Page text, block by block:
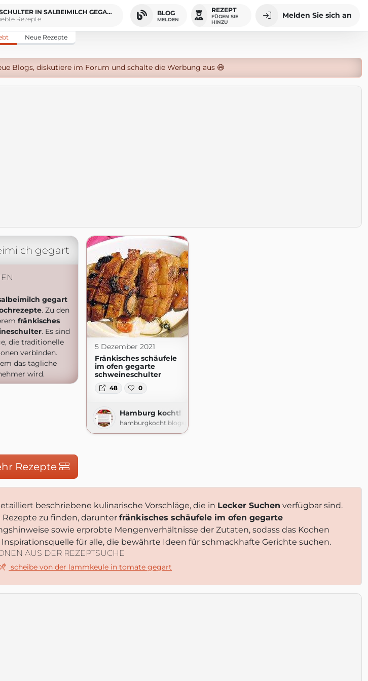
SCHWEINESCHULTER IN SALBEIMILCH GEGART
Rezepte
BLOG
MELDEN
REZEPT
FÜGEN SIE
HINZU
Melden Sie sich an
Neue Rezepte
Blogs, diskutiere im Forum und schalte die Werbung aus 😄
gegart
gegart
. Zu den
fränkisches
. Es sind
die traditionelle
verbinden.
das tägliche
wird.
5 Dezember 2021
Fränkisches schäufele
im ofen gegarte
schweineschulter
48 0
Hamburg kocht!
hamburgkocht.blogspot.com
Rezepte
beschriebene kulinarische Vorschläge, die in Lecker Suchen verfügbar sind.
zu finden, darunter fränkisches schäufele im ofen gegarte
sowie erprobte Mengenverhältnisse der Zutaten, sodass das Kochen
für alle, die bewährte Ideen für schmackhafte Gerichte suchen.
AUS DER REZEPTSUCHE
scheibe von der lammkeule in tomate gegart